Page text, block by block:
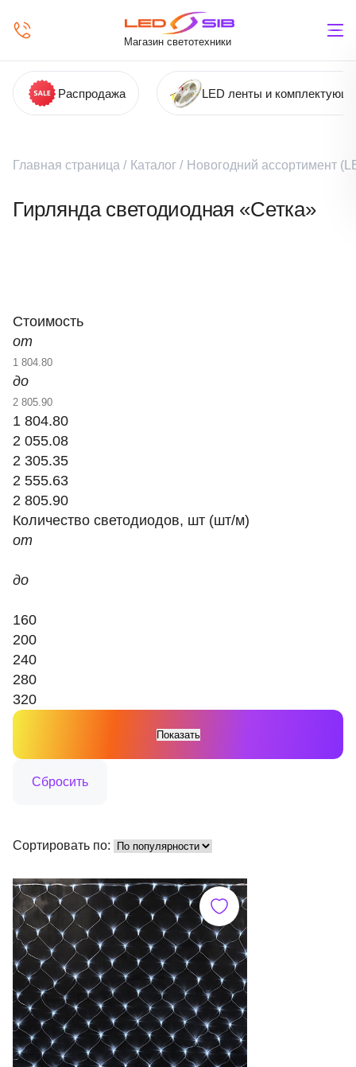
Магазин светотехники
Распродажа LED ленты и
Главная страница / Каталог / Новогодний ассортимент
Гирлянда светодиодная «Сетка»
Стоимость
от
до
1 804.80
2 055.08
2 305.35
2 555.63
2 805.90
Количество светодиодов, шт (шт/м)
от
до
160
200
240
280
320
Сортировать по: